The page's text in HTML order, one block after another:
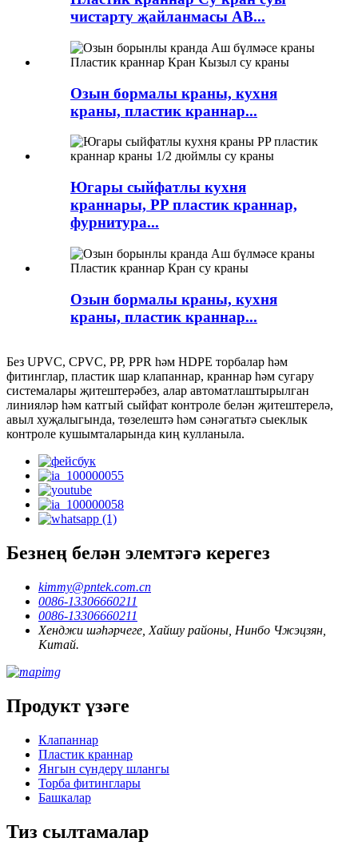
чистарту җайланмасы AB...
Озын бормалы краны, кухня
краны, пластик краннар...
Югары сыйфатлы кухня
краннары, PP пластик краннар,
фурнитура...
Озын бормалы краны, кухня
краны, пластик краннар...
Без UPVC, CPVC, PP, PPR һәм HDPE торбалар һәм
фитинглар, пластик шар клапаннар, краннар һәм сугару
системалары җитештерәбез, алар автоматлаштырылган
линияләр һәм катгый сыйфат контроле белән җитештерелә,
авыл хуҗалыгында, төзелештә һәм сәнәгатьтә сыеклык
контроле кушымталарында киң кулланыла.
Безнең белән элемтәгә керегез
kimmy@pntek.com.cn
0086-13306660211
0086-13306660211
Хенджи шәһәрчеге, Хайшу районы, Нинбо Чжэцзян,
Китай.
Продукт үзәге
Клапаннар
Пластик краннар
Янгын сүндерү шлангы
Торба фитинглары
Башкалар
Тиз сылтамалар